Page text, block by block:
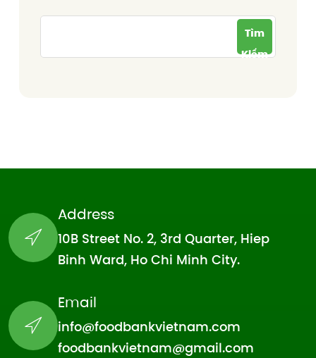
Tìm
Kiếm
Address
10B Street No. 2, 3rd Quarter, Hiep
Binh Ward, Ho Chi Minh City.
Email
info@foodbankvietnam.com
foodbankvietnam@gmail.com